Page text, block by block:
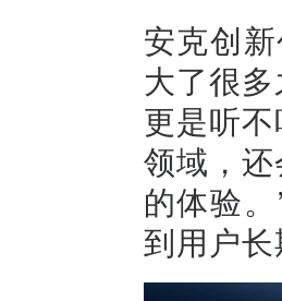
安克创
大了很
更是听
领域，
的体验
到用户